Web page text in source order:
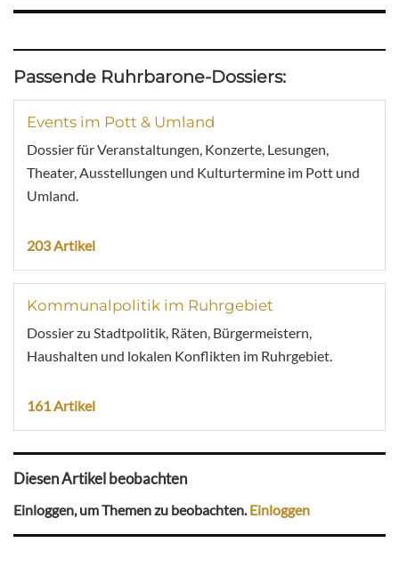
Passende Ruhrbarone-Dossiers:
Events im Pott & Umland
Dossier für Veranstaltungen, Konzerte, Lesungen,
Theater, Ausstellungen und Kulturtermine im Pott und
Umland.
203 Artikel
Kommunalpolitik im Ruhrgebiet
Dossier zu Stadtpolitik, Räten, Bürgermeistern,
Haushalten und lokalen Konflikten im Ruhrgebiet.
161 Artikel
Diesen Artikel beobachten
Einloggen, um Themen zu beobachten.Einloggen